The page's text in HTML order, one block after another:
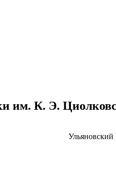
им. К. Э.
Ульяновский